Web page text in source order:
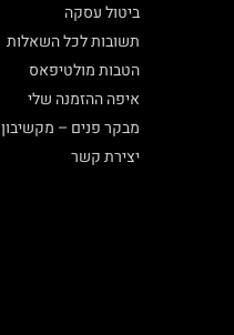
ביטול עסקה
תשובות לכל השאלות
הטבות מולטיפאס
איפה ההזמנה שלי
מבקר פנים – מקשיבון
יצירת קשר